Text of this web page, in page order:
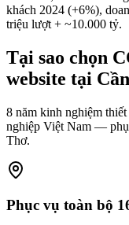
khách 2024 (+6%),
triệu lượt + ~10.000 tỷ.
Tại sao chọn
website tại
8 năm kinh nghiệm
nghiệp Việt Nam —
Thơ.
Phục vụ toàn bộ